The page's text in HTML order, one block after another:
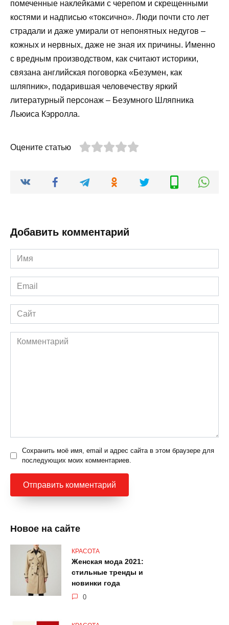
помеченные наклейками с черепом и скрещенными
костями и надписью «токсично». Люди почти сто лет
страдали и даже умирали от непонятных недугов –
кожных и нервных, даже не зная их причины. Именно
с вредным производством, как считают историки,
связана английская поговорка «Безумен, как
шляпник», подарившая человечеству яркий
литературный персонаж – Безумного Шляпника
Льюиса Кэрролла.
Оцените статью
Добавить комментарий
Имя
*
Email
*
Сайт
Комментарий
Сохранить моё имя, email и адрес сайта в этом браузере для
последующих моих комментариев.
Новое на сайте
КРАСОТА
Женская мода 2021:
стильные тренды и
новинки года
0